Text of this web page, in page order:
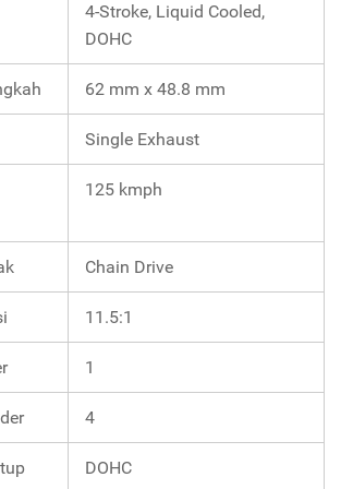
4-Stroke, Liquid Cooled,
DOHC
62 mm x 48.8 mm
Single Exhaust
125 kmph
Chain Drive
11.5:1
1
4
DOHC